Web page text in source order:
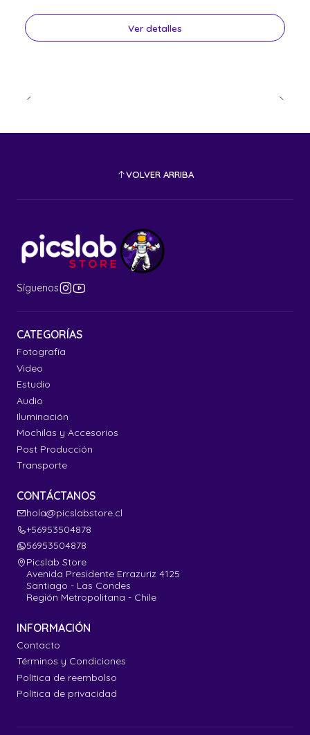
Ver detalles
VOLVER ARRIBA
Síguenos
CATEGORÍAS
Fotografía
Video
Estudio
Audio
Iluminación
Mochilas y Accesorios
Post Producción
Transporte
CONTÁCTANOS
hola@picslabstore.cl
+56953504878
56953504878
Picslab Store
Avenida Presidente Errazuriz 4125
Santiago - Las Condes
Región Metropolitana - Chile
INFORMACIÓN
Contacto
Términos y Condiciones
Política de reembolso
Política de privacidad